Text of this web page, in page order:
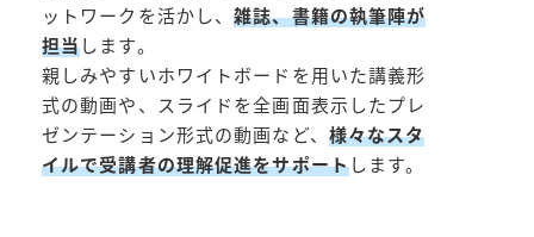
ットワークを活かし、雑誌、書籍の執筆陣が
担当します。
親しみやすいホワイトボードを用いた講義形
式の動画や、スライドを全画面表示したプレ
ゼンテーション形式の動画など、 様々なスタ
イルで受講者の理解促進をサポートします。